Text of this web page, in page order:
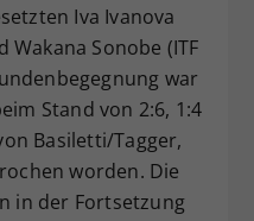
Iva Ivanova
Wakana Sonobe (ITF
war
Stand von 2:6, 1:4
Basiletti/Tagger,
worden. Die
in der Fortsetzung